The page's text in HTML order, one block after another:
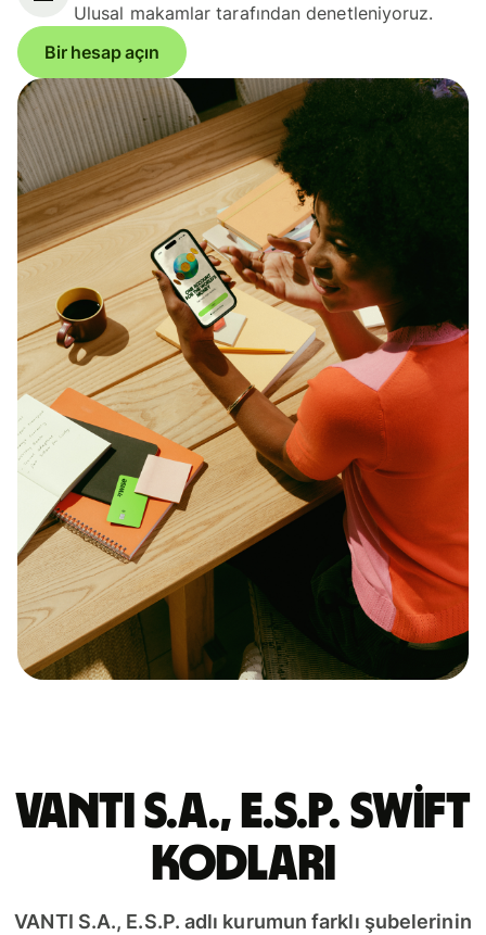
Ulusal makamlar tarafından denetleniyoruz.
Bir hesap açın
VANTI S.A., E.S.P. Swift
kodları
VANTI S.A., E.S.P. adlı kurumun farklı şubelerinin